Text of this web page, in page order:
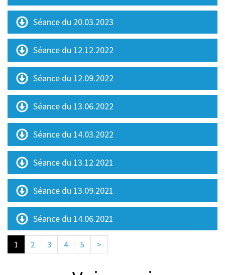
Séance du 20.03.2023
Séance du 12.12.2022
Séance du 12.09.2022
Séance du 13.06.2022
Séance du 14.03.2022
Séance du 13.12.2021
Séance du 13.09.2021
Séance du 14.06.2021
1 2 3 4 5 >